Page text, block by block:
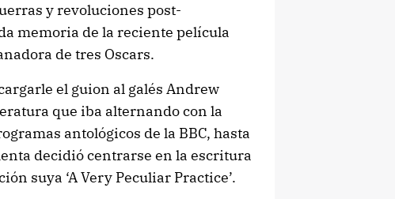
y revoluciones post-
memoria de la reciente película
de tres Oscars.
el guion al galés Andrew
que iba alternando con la
antológicos de la BBC, hasta
decidió centrarse en la escritura
suya ‘A Very Peculiar Practice’.